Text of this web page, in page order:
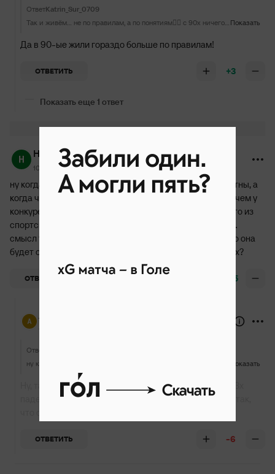
ОтветKatrin_Sur_0709
Показать
Да в 90-ые жили гораздо больше по правилам!
ОТВЕТИТЬ +3
Показать еще 1 ответ
Наталья Карлова
10 декабря 2024, 11:25
ну когда грязное катание - то низкие компоненты понятны, а
когда чистое катание - но прыжковый набор скромнее чем у
конкурентов - тогда то почему компоненты ниже? кто-то из
спортсменов в одном лучше, кто-то только в прыжках...
смысл тогда развивать вторую оценку если изначально она
будет одинаковая с теми кто делает акцент на прыжках?
ОТВЕТИТЬ +25
Alex Taurus
10 декабря 2024, 12:35
Ответ
Показать
Ну, так коляда получал высокие компоненты при 2х, 3х
падениях, что противоречит правилам, вообще-то... так,
ОТВЕТИТЬ -6